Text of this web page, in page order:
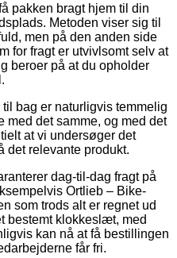
pakken bragt hjem til din
Metoden viser sig til
men på den anden side
for fragt er utvivlsomt selv at
beroer på at du opholder
bag er naturligvis temmelig
med det samme, og med det
at vi undersøger det
det relevante produkt.
dag-til-dag fragt på
Ortlieb – Bike-
som trods alt er regnet ud
bestemt klokkeslæt, med
kan nå at få bestillingen
får fri.